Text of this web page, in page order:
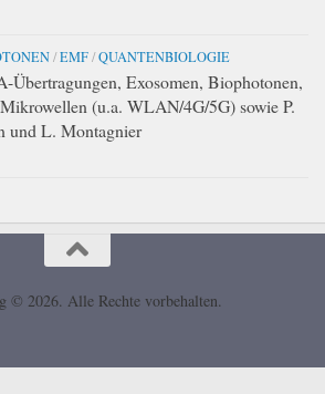
/EMF/QUANTENBIOLOGIE
Übertragungen, Exosomen, Biophotonen,
(u.a. WLAN/4G/5G) sowie P.
und L. Montagnier
© 2026. Alle Rechte vorbehalten.